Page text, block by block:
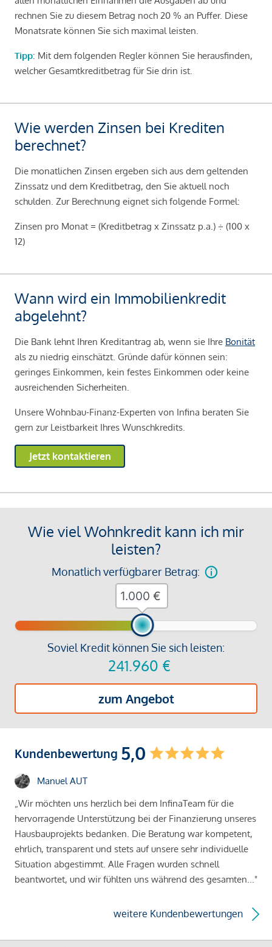
rechnen Sie zu diesem Betrag noch 20 % an Puffer. Diese
Monatsrate können Sie sich maximal leisten.
Tipp: Mit dem folgenden Regler können Sie herausfinden,
welcher Gesamtkreditbetrag für Sie drin ist.
Wie werden Zinsen bei Krediten
berechnet?
Die monatlichen Zinsen ergeben sich aus dem geltenden
Zinssatz und dem Kreditbetrag, den Sie aktuell noch
schulden. Zur Berechnung eignet sich folgende Formel:
Zinsen pro Monat = (Kreditbetrag x Zinssatz p.a.) ÷ (100 x
12)
Wann wird ein Immobilienkredit
abgelehnt?
Die Bank lehnt Ihren Kreditantrag ab, wenn sie Ihre Bonität
als zu niedrig einschätzt. Gründe dafür können sein:
geringes Einkommen, kein festes Einkommen oder keine
ausreichenden Sicherheiten.
Unsere Wohnbau-Finanz-Experten von Infina beraten Sie
gern zur Leistbarkeit Ihres Wunschkredits.
Jetzt kontaktieren
Wie viel Wohnkredit kann ich mir
leisten?
Monatlich verfügbarer Betrag:
Soviel Kredit können Sie sich leisten:
241.960 €
zum Angebot
€
Kundenbewertung 5,0
Manuel AUT
„Wir möchten uns herzlich bei dem InfinaTeam für die
hervorragende Unterstützung bei der Finanzierung unseres
Hausbauprojekts bedanken. Die Beratung war kompetent,
ehrlich, transparent und stets auf unsere sehr individuelle
Situation abgestimmt. Alle Fragen wurden schnell
beantwortet, und wir fühlten uns während des gesamten..."
weitere Kundenbewertungen